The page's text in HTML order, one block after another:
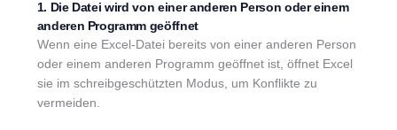
1. Die Datei wird von einer anderen Person oder einem
anderen Programm geöffnet
Wenn eine Excel-Datei bereits von einer anderen Person
oder einem anderen Programm geöffnet ist, öffnet Excel
sie im schreibgeschützten Modus, um Konflikte zu
vermeiden.